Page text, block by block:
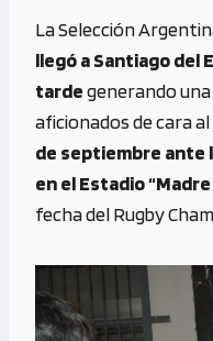
b
o
o
k
se
n
g
er
py
Li
n
k
La Selección
llegó a Santiago del
tardegenerando
aficionados de cara al
de septiembre ante
en el Estadio
fecha del Rugby